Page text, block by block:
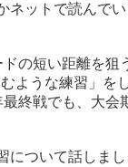
ネットで読んでい
の短い距離を狙
ような練習」を
終戦でも、大会
について話しまし